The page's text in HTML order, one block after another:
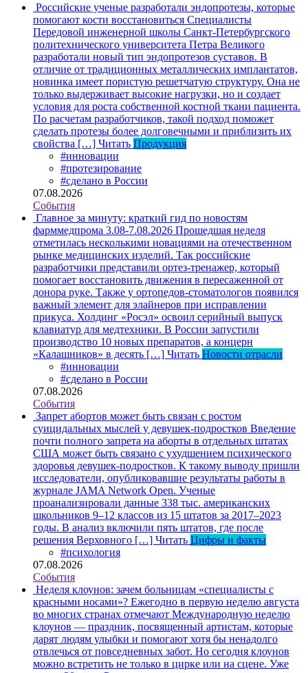
Российские ученые разработали эндопротезы, которые
помогают кости восстановиться Специалисты
Передовой инженерной школы Санкт-Петербургского
политехнического университета Петра Великого
разработали новый тип эндопротезов суставов. В
отличие от традиционных металлических имплантатов,
новинка имеет пористую решетчатую структуру. Она не
только выдерживает высокие нагрузки, но и создает
условия для роста собственной костной ткани пациента.
По расчетам разработчиков, такой подход поможет
сделать протезы более долговечными и приблизить их
свойства […] Читать Продукция
#инновации
#протезирование
#сделано в России
07.08.2026
События
Главное за минуту: краткий гид по новостям
фарммедпрома 3.08-7.08.2026 Прошедшая неделя
отметилась несколькими новациями на отечественном
рынке медицинских изделий. Так российские
разработчики представили ортез-тренажер, который
помогает восстановить движения в пересаженной от
донора руке. Также у ортопедов-стоматологов появился
важный элемент для элайнеров при исправлении
прикуса. Холдинг «Росэл» освоил серийный выпуск
клавиатур для медтехники. В России запустили
производство 10 новых препаратов, а концерн
«Калашников» в десять […] Читать Новости отрасли
#инновации
#сделано в России
07.08.2026
События
Запрет абортов может быть связан с ростом
суицидальных мыслей у девушек-подростков Введение
почти полного запрета на аборты в отдельных штатах
США может быть связано с ухудшением психического
здоровья девушек-подростков. К такому выводу пришли
исследователи, опубликовавшие результаты работы в
журнале JAMA Network Open. Ученые
проанализировали данные 338 тыс. американских
школьников 9–12 классов из 15 штатов за 2017–2023
годы. В анализ включили пять штатов, где после
решения Верховного […] Читать Цифры и факты
#психология
07.08.2026
События
Неделя клоунов: зачем больницам «специалисты с
красными носами»? Ежегодно в первую неделю августа
во многих странах отмечают Международную неделю
клоунов — праздник, посвященный артистам, которые
дарят людям улыбки и помогают хотя бы ненадолго
отвлечься от повседневных забот. Но сегодня клоунов
можно встретить не только в цирке или на сцене. Уже